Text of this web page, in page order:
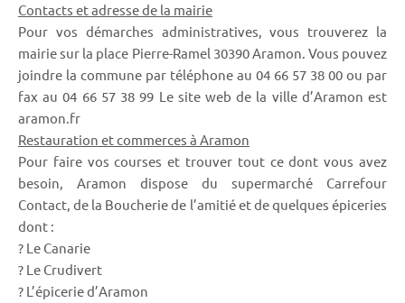
Contacts et adresse de la mairie
Pour vos démarches administratives, vous trouverez la
mairie sur la place Pierre-Ramel 30390 Aramon. Vous pouvez
joindre la commune par téléphone au 04 66 57 38 00 ou par
fax au 04 66 57 38 99 Le site web de la ville d’Aramon est
aramon.fr
Restauration et commerces à Aramon
Pour faire vos courses et trouver tout ce dont vous avez
besoin, Aramon dispose du supermarché Carrefour
Contact, de la Boucherie de l’amitié et de quelques épiceries
dont :
? Le Canarie
? Le Crudivert
? L’épicerie d’Aramon